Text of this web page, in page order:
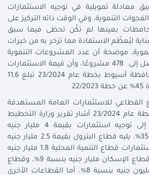
معادلة تمويلية في توجيه الاستثمارات
التنموية، وفي الوقت ذاته التركيز على
بعينها لم تكُن تحظى فيما سبق
ليُعظّم الاستفادة مما تزخر به من خيرات
موضحة أن عدد المشروعات التنموية
بمحافظة أسيوط يصل إلى 478 مشروعًا، وأن قيمة الاستثمارات
العامة الموجهة لمحافظة أسيوط بخطة عام 23/2024 تبلغ 11,6
القطاعي للاستثمارات العامة المستهدفة
بمحافظة أسيوط بخطة عام 23/2024 أشار تقرير وزارة التخطيط
والتنمية الاقتصادية إلى توجيه استثمارات بقيمة 4 مليار جنيه
لقطاع النقل بنسبة 35%، يليه قطاع البترول بقيمة 2,5 مليار جنيه
بنسبة 22%، وتبلغ استثمارات قطاع التنمية المحلية 1,8 مليار جنيه
بنسبة 16%، ويخص قطاع الإسكان مليار جنيه بنسبة 9%، وقطاع
التعليم العالي 971 مليون جنيه بنسبة 8%، أما القطاعات الأخرى